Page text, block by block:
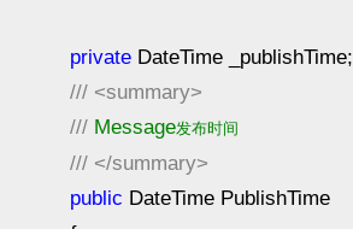
privateDateTime _publishTime;
/// <summary>
///Message发布时间
/// </summary>
public DateTime PublishTime